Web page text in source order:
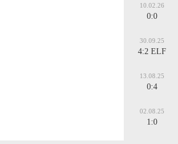
10.02.26
0:0
30.09.25
4:2 ELF
13.08.25
0:4
02.08.25
1:0